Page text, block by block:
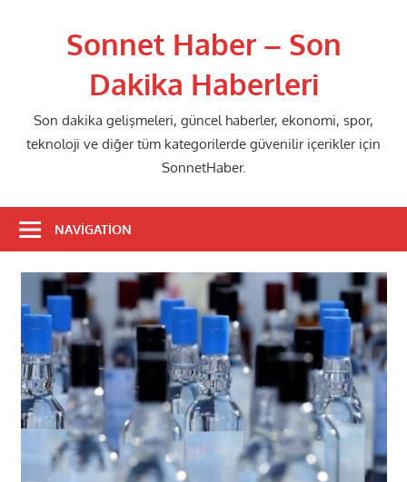
Sonnet Haber – Son
Dakika Haberleri
Son dakika gelişmeleri, güncel haberler, ekonomi, spor,
teknoloji ve diğer tüm kategorilerde güvenilir içerikler için
SonnetHaber.
NAVIGATION